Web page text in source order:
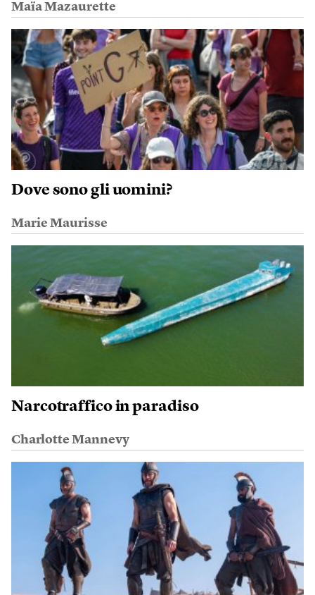
Maïa Mazaurette
Dove sono gli uomini?
Marie Maurisse
Narcotraffico in paradiso
Charlotte Mannevy